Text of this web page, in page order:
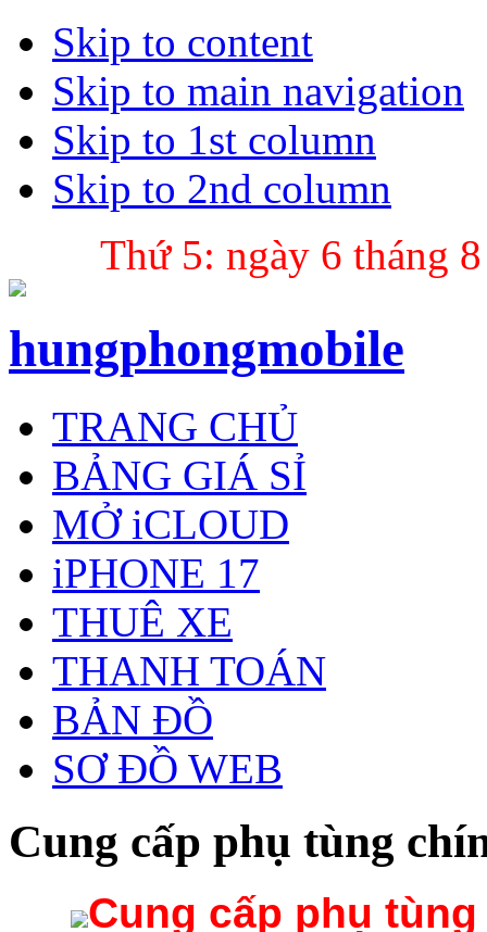
Skip to content
Skip to main navigation
Skip to 1st column
Skip to 2nd column
Thứ 5: ngày 6 tháng
hungphongmobile
TRANG CHỦ
BẢNG GIÁ SỈ
MỞ iCLOUD
iPHONE 17
THUÊ XE
THANH TOÁN
BẢN ĐỒ
SƠ ĐỒ WEB
Cung cấp phụ tùng
Cung cấp phụ